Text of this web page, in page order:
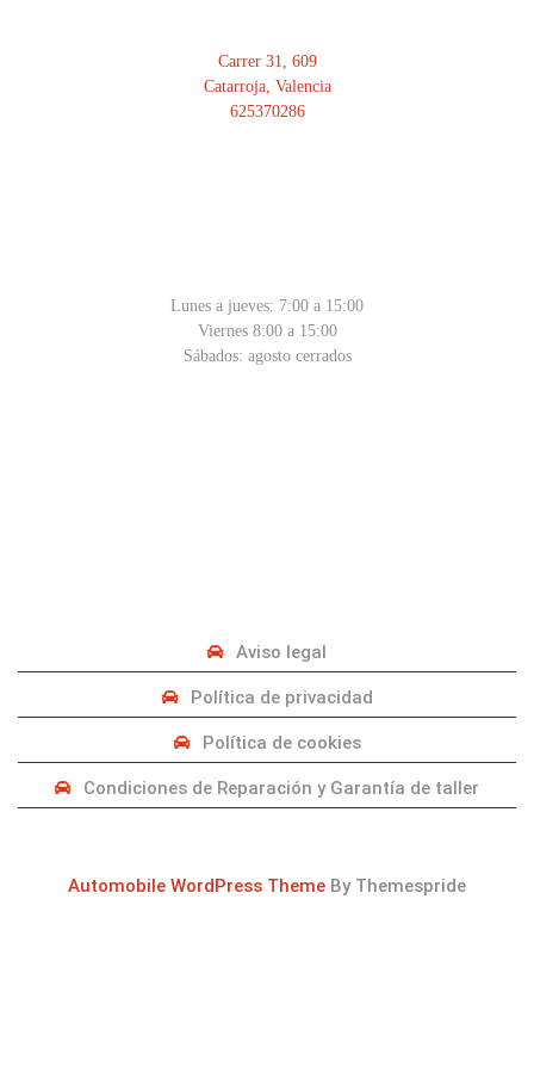
Carrer 31, 609
Catarroja, Valencia
625370286
Lunes a jueves: 7:00 a 15:00
Viernes 8:00 a 15:00
Sábados: agosto cerrados
Aviso legal
Política de privacidad
Política de cookies
Condiciones de Reparación y Garantía de taller
Automobile WordPress Theme By Themespride